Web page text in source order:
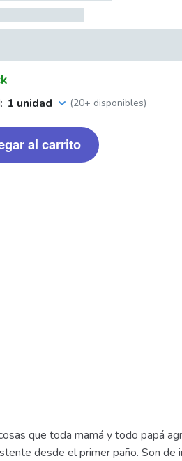
1 unidad (20+ disponibles)
al carrito
que toda mamá y todo papá
desde el primer paño. Son de